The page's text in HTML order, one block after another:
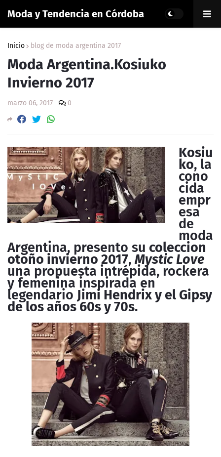
Moda y Tendencia en Córdoba
Inicio blog de moda argentina 2017
Moda Argentina.Kosiuko
Invierno 2017
marzo 06, 2017 0
Kosiu
ko, la
cono
cida
empr
esa
de
moda
Argentina, presento su coleccion
otoño invierno 2017, Mystic Love
una propuesta intrépida, rockera
y femenina inspirada en
legendario Jimi Hendrix y el Gipsy
de los años 60s y 70s.